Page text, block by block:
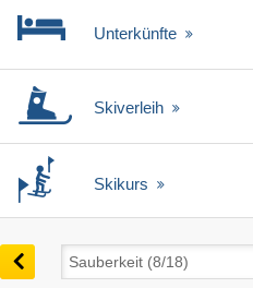
Unterkünfte
Skiverleih
Skikurs